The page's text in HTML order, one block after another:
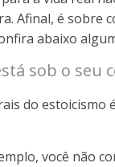
Afinal, é sobre
abaixo
sob o seu
do estoicismo
você não